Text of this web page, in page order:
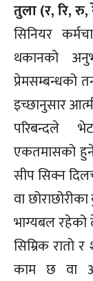
तुला (र, रि, रु,
सिनियर
थकानको
प्रेमसम्बन्धको
इच्छानुसार
परिबन्दले
एकतमासको हुने
सीप सिक्न
वा
भाग्यबल
सिम्रिक रातो
काम छ वा